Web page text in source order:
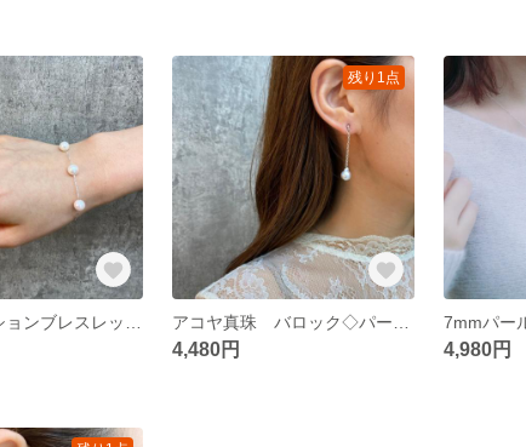
残り1点
4,480円 4,980円